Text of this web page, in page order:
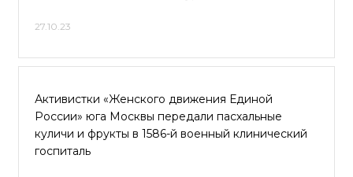
27.10.23
Активистки «Женского движения Единой
России» юга Москвы передали пасхальные
куличи и фрукты в 1586-й военный клинический
госпиталь